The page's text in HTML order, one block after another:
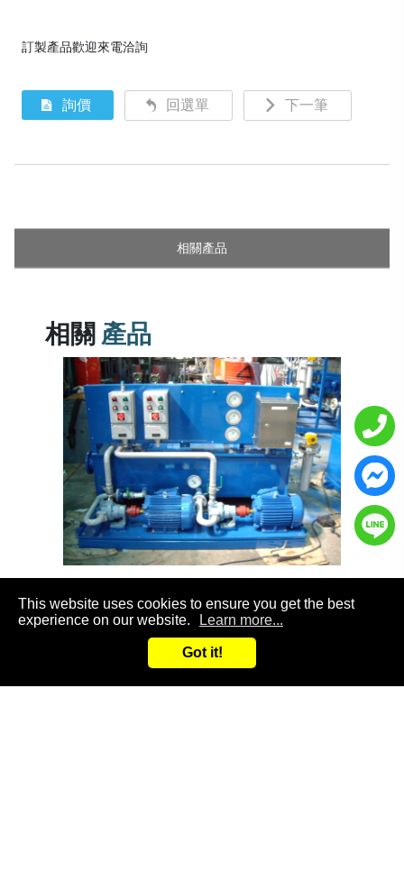
訂製產品歡迎來電洽詢
詢價 回選單 下一筆
相關產品
相關 產品
齒輪潤滑系統 軸封潤滑
This website uses cookies to ensure you get the best
experience on our website.
Learn more...
Got it!